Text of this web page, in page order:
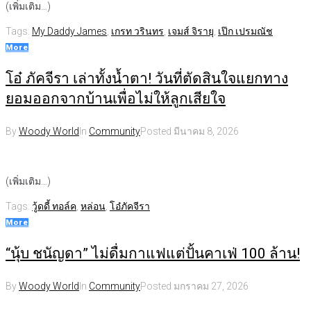
(เพิ่มเติม…)
Tags: My Daddy James เกรท วรินทร เจมส์ จิรายุ เป๊ก เปรมณัช
More
โอ๋ ภัคจีรา เล่าทั้งน้ำตา! วันที่ตัดสินใจแยกทาง
ยอมออกจากบ้านเพื่อไม่ให้ลูกเสียใจ
ByWoody WorldIn CommunityPosted มีนาคม 8, 2026
(เพิ่มเติม…)
Tags: วู้ดดี้ ทอล์ค หล่อน โอ๋ภัคจีรา
More
“นุ้บ ชนัญดา” ไม่ดื่มกาแฟแต่ปั้นคาเฟ่ 100 ล้าน!
ByWoody WorldIn CommunityPosted มกราคม 27, 2026